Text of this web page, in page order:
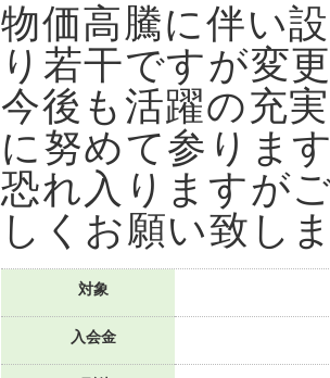
物価高騰に伴い
り若干ですが変
今後も活躍の充
に努めて参りま
恐れ入りますが
しくお願い致し
対象
入会金